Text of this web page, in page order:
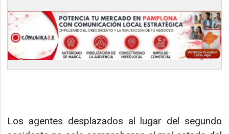
Los agentes desplazados al lugar del segundo